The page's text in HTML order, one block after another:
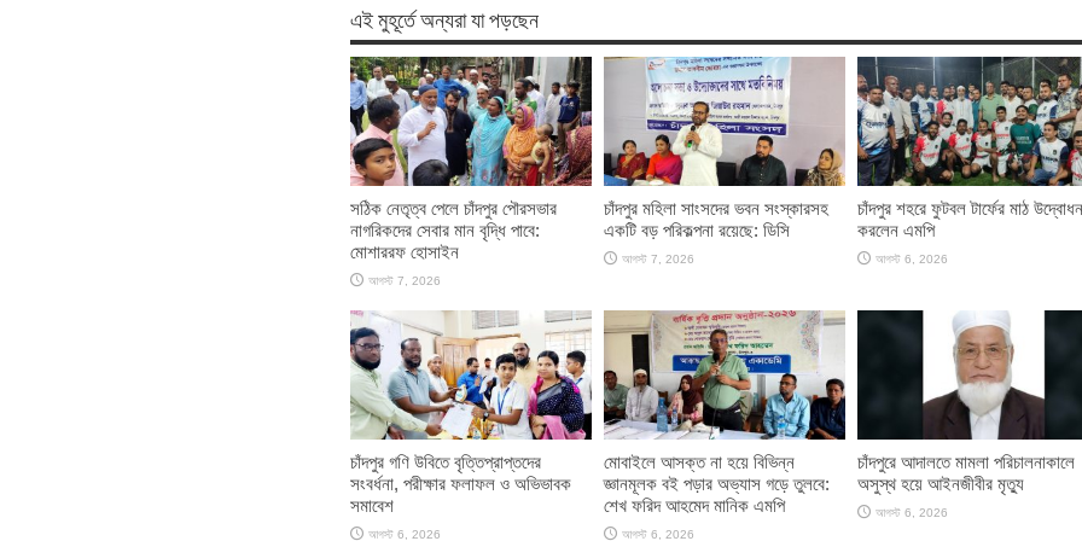
এই মুহূর্তে অন্যরা যা পড়ছেন
সঠিক নেতৃত্ব পেলে চাঁদপুর পৌরসভার
নাগরিকদের সেবার মান বৃদ্ধি পাবে:
মোশাররফ হোসাইন
আগস্ট 7, 2026
চাঁদপুর মহিলা সাংসদের ভবন সংস্কারসহ
একটি বড় পরিকল্পনা রয়েছে: ডিসি
আগস্ট 7, 2026
চাঁদপুর শহরে ফুটবল টার্ফের মাঠ উদ্বোধন
করলেন এমপি
আগস্ট 6, 2026
চাঁদপুর গণি উবিতে বৃত্তিপ্রাপ্তদের
সংবর্ধনা, পরীক্ষার ফলাফল ও অভিভাবক
সমাবেশ
আগস্ট 6, 2026
মোবাইলে আসক্ত না হয়ে বিভিন্ন
জ্ঞানমূলক বই পড়ার অভ্যাস গড়ে তুলবে:
শেখ ফরিদ আহমেদ মানিক এমপি
আগস্ট 6, 2026
চাঁদপুরে আদালতে মামলা পরিচালনাকালে
অসুস্থ হয়ে আইনজীবীর মৃত্যু
আগস্ট 6, 2026